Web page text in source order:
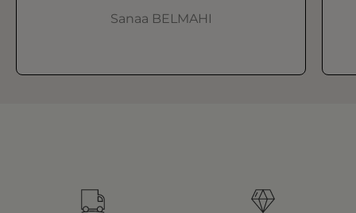
Sanaa BELMAHI